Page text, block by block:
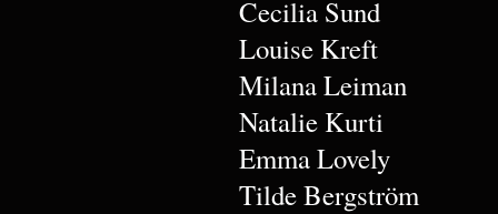
Cecilia Sund
Louise Kreft
Milana Leiman
Natalie Kurti
Emma Lovely
Tilde Bergström